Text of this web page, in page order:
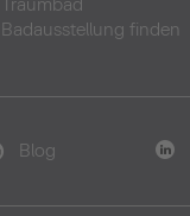
Traumbad
Badausstellung finden
Blog